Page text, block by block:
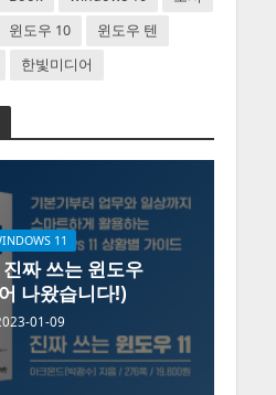
윈도우 10
윈도우 텐
한빛미디어
11
짜 쓰는 윈도우
나왔습니다!)
01-09